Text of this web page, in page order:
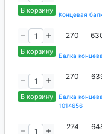
В корзину Концевая
В корзину
270
Балка
В корзину
270
Балка
1014656
274